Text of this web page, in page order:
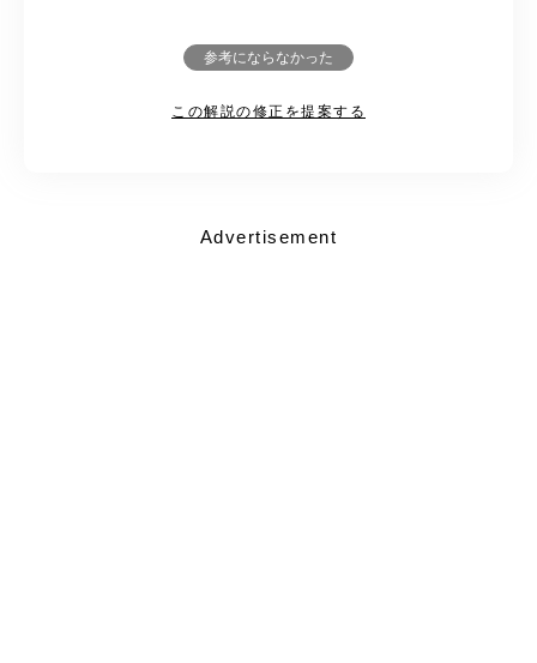
参考にならなかった
この解説の修正を提案する
Advertisement